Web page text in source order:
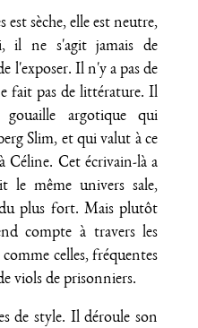
sèche, elle est neutre,
il ne s'agit jamais de
l'exposer. Il n'y a pas de
fait pas de littérature. Il
argotique qui
Slim, et qui valut à ce
Céline. Cet écrivain-là a
le même univers sale,
plus fort. Mais plutôt
compte à travers les
celles, fréquentes
viols de prisonniers.
de style. Il déroule son